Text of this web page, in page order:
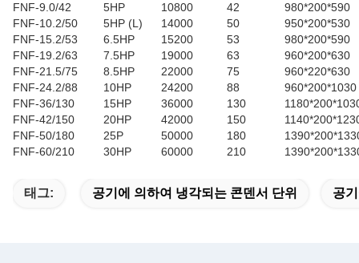
FNF-9.0/42
5HP 10800 42
980*200*590
FNF-10.2/50
5HP (L) 14000 50
950*200*530
FNF-15.2/53
6.5HP 15200 53
980*200*590
FNF-19.2/63
7.5HP 19000 63
960*200*630
FNF-21.5/75
8.5HP 22000 75
960*220*630
FNF-24.2/88
10HP 24200 88
960*200*1030
FNF-36/130
15HP 36000 130
FNF-42/150
20HP 42000 150
FNF-50/180
25P 50000 180
FNF-60/210
30HP 60000 210
태그: 공기에 의하여 냉각되는 콘덴서 단위 공